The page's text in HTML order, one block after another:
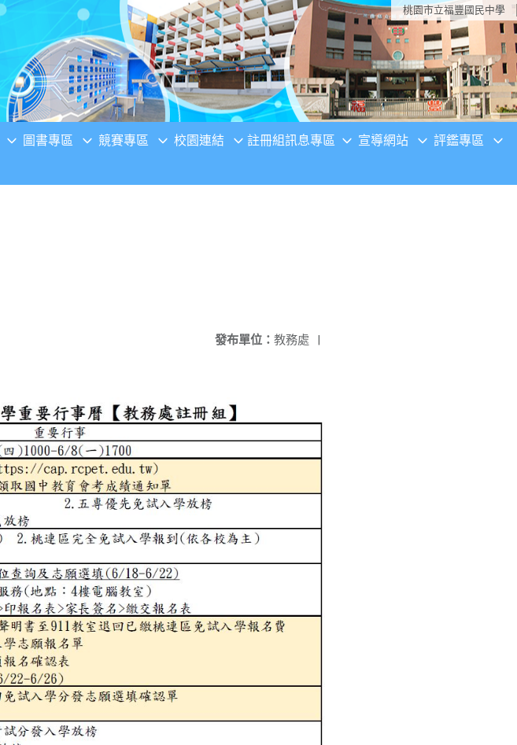
桃園市立福豐國民中學
圖書專區 競賽專區 校園連結 註冊組訊息專區 宣導網站 評鑑專區
發布單位： 教務處 |